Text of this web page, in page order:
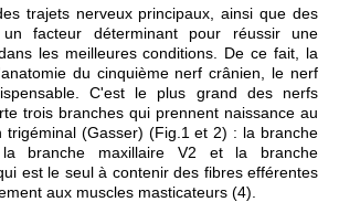
trajets nerveux principaux, ainsi que des
un facteur déterminant pour réussir une
les meilleures conditions. De ce fait, la
du cinquième nerf crânien, le nerf
C'est le plus grand des nerfs
trois branches qui prennent naissance au
trigéminal (Gasser) (Fig.1 et 2) : la branche
la branche maxillaire V2 et la branche
est le seul à contenir des fibres efférentes
aux muscles masticateurs (4).